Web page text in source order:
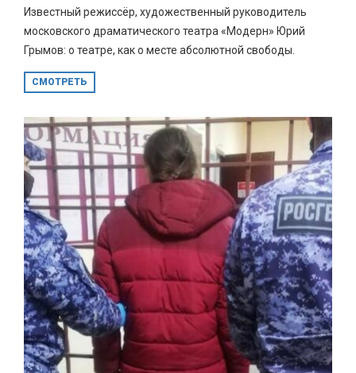
Известный режиссёр, художественный руководитель
московского​ драматического театра «Модерн» Юрий
Грымов: о театре, как о месте абсолютной свободы.
СМОТРЕТЬ